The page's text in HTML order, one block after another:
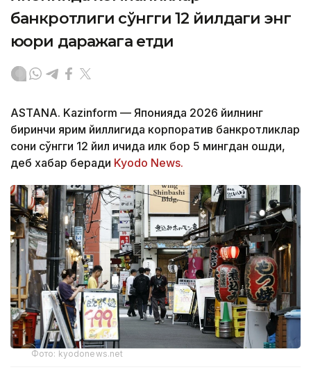
банкротлиги сўнгги 12 йилдаги энг
юқори даражага етди
ASTANA. Kazinform — Японияда 2026 йилнинг
биринчи ярим йиллигида корпоратив банкротликлар
сони сўнгги 12 йил ичида илк бор 5 мингдан ошди,
деб хабар беради Kyodo News.
Фото: kyodonews.net